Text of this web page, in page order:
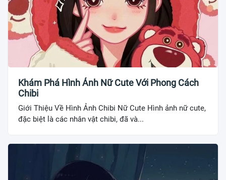
Khám Phá Hình Ảnh Nữ Cute Với Phong Cách
Chibi
Giới Thiệu Về Hình Ảnh Chibi Nữ Cute Hình ảnh nữ cute,
đặc biệt là các nhân vật chibi, đã và...